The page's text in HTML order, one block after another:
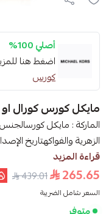
أصلي 100%
اضغط هنا
كورس
مايكل كورس كورال
الماركة : مايكل كورسالجنس
الزهرية والفواكهتاريخ الإصدار: 2015 العطر: الجريب فروت
قراءة المزيد
265.65
439.01
السعر شامل الضريبة